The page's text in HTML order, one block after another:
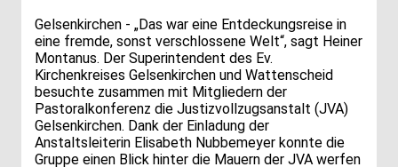
Gelsenkirchen - „Das war eine Entdeckungsreise in
eine fremde, sonst verschlossene Welt“, sagt Heiner
Montanus. Der Superintendent des Ev.
Kirchenkreises Gelsenkirchen und Wattenscheid
besuchte zusammen mit Mitgliedern der
Pastoralkonferenz die Justizvollzugsanstalt (JVA)
Gelsenkirchen. Dank der Einladung der
Anstaltsleiterin Elisabeth Nubbemeyer konnte die
Gruppe einen Blick hinter die Mauern der JVA werfen